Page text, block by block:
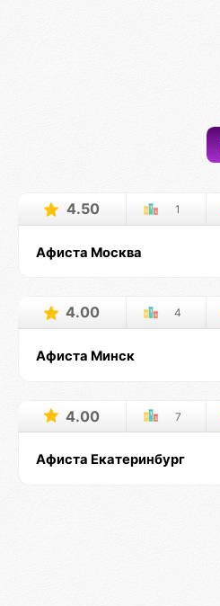
4.50 1
Афиста Москва
4.00 4
Афиста Минск
4.00 7
Афиста Екатеринбург